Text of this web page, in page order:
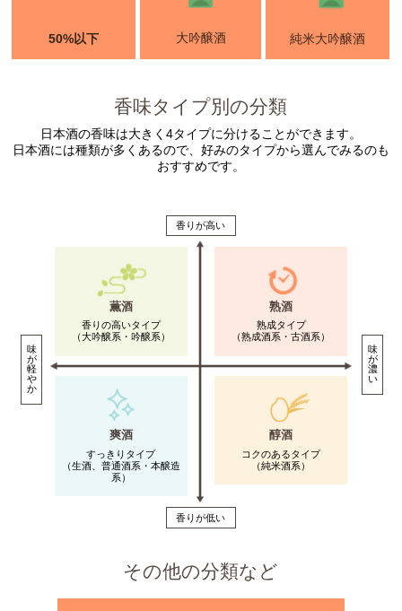
50%以下 大吟醸酒 純米大吟醸酒
香味タイプ別の分類
日本酒の香味は大きく4タイプに分けることができます。
日本酒には種類が多くあるので、好みのタイプから選んでみるのも
おすすめです。
香りが高い
薫酒
香りの高いタイプ
（大吟醸系・吟醸系）
熟酒
熟成タイプ
（熟成酒系・古酒系）
味
が
軽
や
か
味
が
濃
い
爽酒
すっきりタイプ
（生酒、普通酒系・本醸造
系）
醇酒
コクのあるタイプ
（純米酒系）
香りが低い
その他の分類など